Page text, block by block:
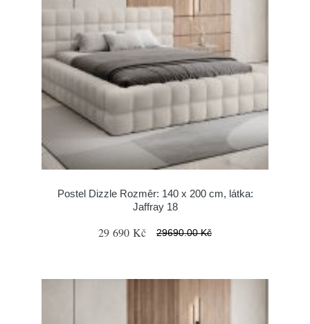
Postel Dizzle Rozměr: 140 x 200 cm, látka:
Jaffray 18
29 690 Kč 29690.00 Kč